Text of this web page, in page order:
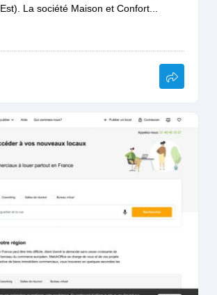
La société Maison et Confort...